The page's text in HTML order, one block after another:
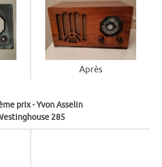
Après
prix - Yvon Asselin
285